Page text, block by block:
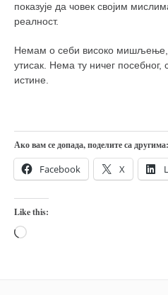
показује да човек својим
реалност.
Немам о себи високо мишљење,
утисак. Нема ту ничег
истине.
Ако вам се допада, поделите са другима:
Facebook X
Like this:
Loading…